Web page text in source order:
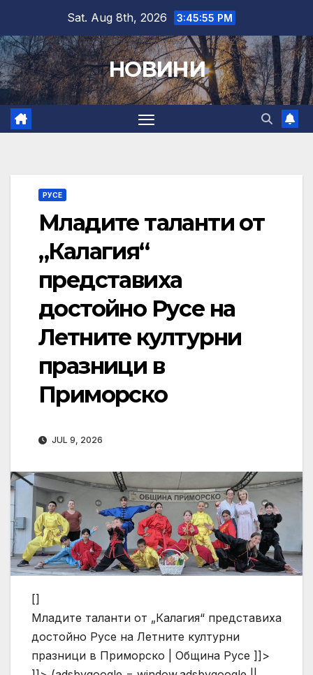
content
Sat. Aug 8th, 2026 3:45:57 PM
НОВИНИ
РУСЕ
Младите таланти от
„Калагия“
представиха
достойно Русе на
Летните културни
празници в
Приморско
JUL 9, 2026
[]
Младите таланти от „Калагия“ представиха
достойно Русе на Летните културни
празници в Приморско | Община Русе ]]>